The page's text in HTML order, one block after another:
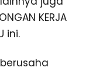
KERJA
ini.